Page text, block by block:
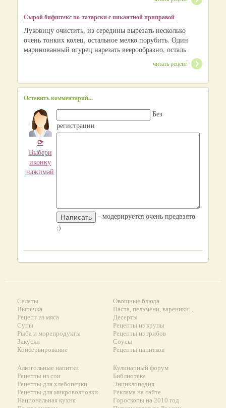
Сырой бифштекс по-татарски с пикантной приправой
Луковицу очистить, из середины вырезать несколько
очень тонких колец, остальное мелко порубить. Один
маринованный огурец нарезать веерообразно, осталь
читать рецепт
Оставить комментарий...
⟳
Выбери
иконку
нажимай
Без
регистрации
- модерируется очень предвзято
:)
Салаты
Выпечка
Рецепт из мяса
Супы
Рыба и морепродукты
Закуски
Консервирование
Овощные блюда
Паста, пельмени, вареники...
Десерты
Рецепты из крупы
Рецепты из грибов
Соусы
Рецепты напитков
Алкогольные напитки
Рецепты из сои
Рецепты для хлебопечки
Рецепты для микроволновки
Национальная кухня
Кулинарный форум
Библиотека
Энциклопедия
Реклама на сайте
Гороскопы на 2010 год